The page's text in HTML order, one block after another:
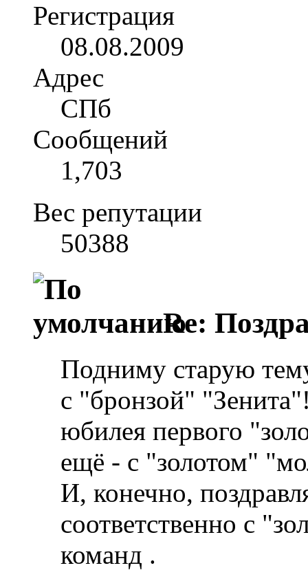
Регистрация
08.08.2009
Адрес
СПб
Сообщений
1,703
Вес репутации
50388
Re:
Подниму старую
с "бронзой"
юбилея первого
ещё - с "золотом"
И, конечно,
соответственно с
команд .